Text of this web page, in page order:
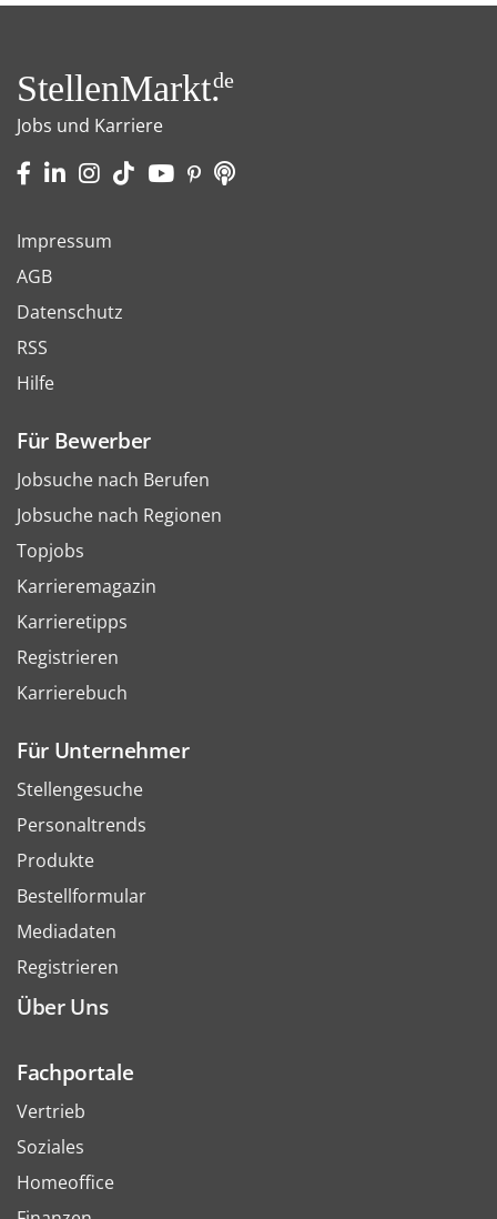
StellenMarkt.de
Jobs und Karriere
Impressum
AGB
Datenschutz
RSS
Hilfe
Für Bewerber
Jobsuche nach Berufen
Jobsuche nach Regionen
Topjobs
Karrieremagazin
Karrieretipps
Registrieren
Karrierebuch
Für Unternehmer
Stellengesuche
Personaltrends
Produkte
Bestellformular
Mediadaten
Registrieren
Über Uns
Fachportale
Vertrieb
Soziales
Homeoffice